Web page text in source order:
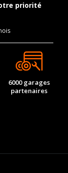
priorité
6000 garages
partenaires